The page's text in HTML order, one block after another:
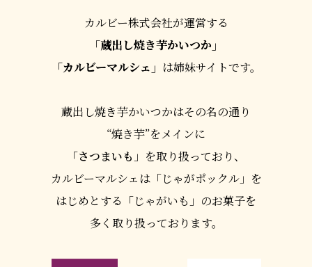
カルビー株式会社が運営する
「蔵出し焼き芋かいつか」
「カルビーマルシェ」 は姉妹サイトです。
蔵出し焼き芋かいつかはその名の通り
“焼き芋”をメインに
「さつまいも 」を取り扱っており、
カルビーマルシェは「じゃがポックル」を
はじめとする 「じゃがいも」のお菓子を
多く取り扱っております。